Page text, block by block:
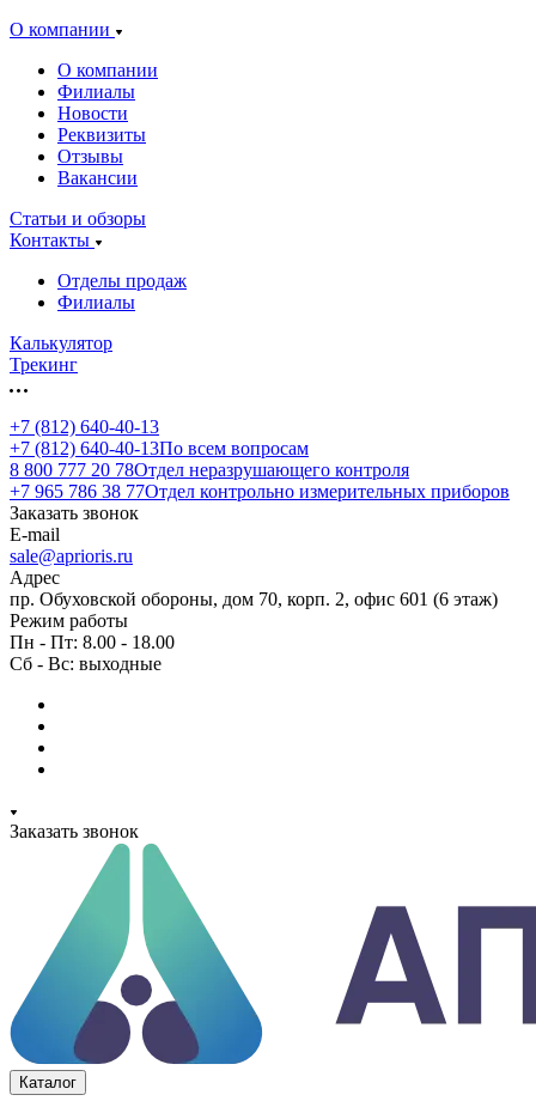
О компании
О компании
Филиалы
Новости
Реквизиты
Отзывы
Вакансии
Статьи и обзоры
Контакты
Отделы продаж
Филиалы
Калькулятор
Трекинг
+7 (812) 640-40-13
+7 (812) 640-40-13По всем вопросам
8 800 777 20 78Отдел неразрушающего контроля
+7 965 786 38 77Отдел контрольно измерительных приборов
Заказать звонок
E-mail
sale@aprioris.ru
Адрес
пр. Обуховской обороны, дом 70, корп. 2, офис 601 (6 этаж)
Режим работы
Пн - Пт: 8.00 - 18.00
Сб - Вс: выходные
Заказать звонок
Каталог